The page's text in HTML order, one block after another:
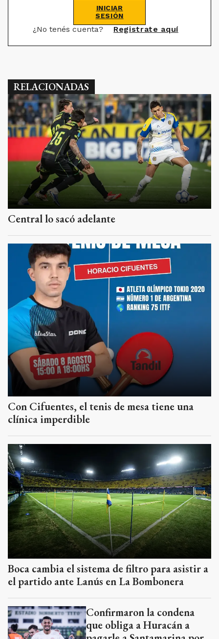
INICIAR
SESIÓN
¿No tenés cuenta? Registrate aquí
RELACIONADAS
Central lo sacó adelante
Con Cifuentes, el tenis de mesa tiene una
clínica imperdible
Boca cambia el sistema de filtro para asistir a
el partido ante Lanús en La Bombonera
Confirmaron la condena
que obliga a Huracán a